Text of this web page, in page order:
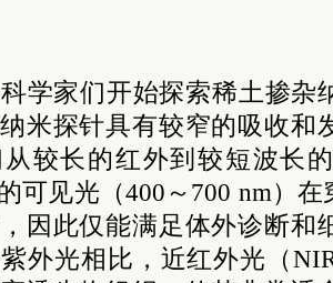
学家们开始探索稀土掺杂
米探针具有较窄的吸收和
较长的红外到较短波长
可见光（400～700 nm）
因此仅能满足体外诊断和
外光相比，近红外光（